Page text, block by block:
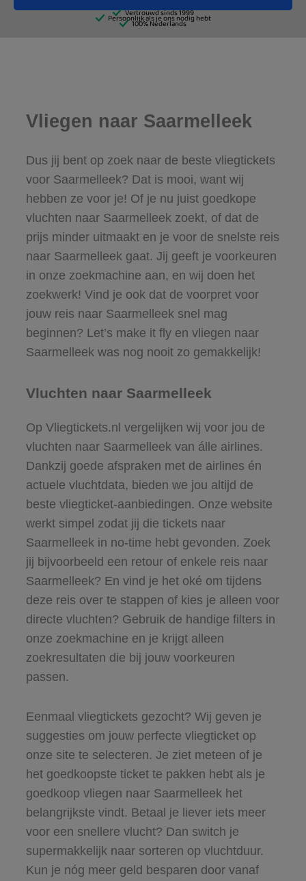
Vliegen naar Saarmelleek
Dus jij bent op zoek naar de beste vliegtickets
voor Saarmelleek? Dat is mooi, want wij
hebben ze voor je! Of je nu juist goedkope
vluchten naar Saarmelleek zoekt, of dat de
prijs minder uitmaakt en je voor de snelste reis
naar Saarmelleek gaat. Jij geeft je voorkeuren
in onze zoekmachine aan, en wij doen het
zoekwerk! Vind je ook dat de voorpret voor
jouw reis naar Saarmelleek snel mag
beginnen? Let’s make it fly en vliegen naar
Saarmelleek was nog nooit zo gemakkelijk!
Vluchten naar Saarmelleek
Op Vliegtickets.nl vergelijken wij voor jou de
vluchten naar Saarmelleek van álle airlines.
Dankzij goede afspraken met de airlines én
actuele vluchtdata, bieden we jou altijd de
beste vliegticket-aanbiedingen. Onze website
werkt simpel zodat jij die tickets naar
Saarmelleek in no-time hebt gevonden. Zoek
jij bijvoorbeeld een retour of enkele reis naar
Saarmelleek? En vind je het oké om tijdens
deze reis over te stappen of kies je alleen voor
directe vluchten? Gebruik de handige filters in
onze zoekmachine en je krijgt alleen
zoekresultaten die bij jouw voorkeuren
passen.
Eenmaal vliegtickets gezocht? Wij geven je
suggesties om jouw perfecte vliegticket op
onze site te selecteren. Je ziet meteen of je
het goedkoopste ticket te pakken hebt als je
goedkoop vliegen naar Saarmelleek het
belangrijkste vindt. Betaal je liever iets meer
voor een snellere vlucht? Dan switch je
supermakkelijk naar sorteren op vluchtduur.
Kun je nóg meer geld besparen door vanaf